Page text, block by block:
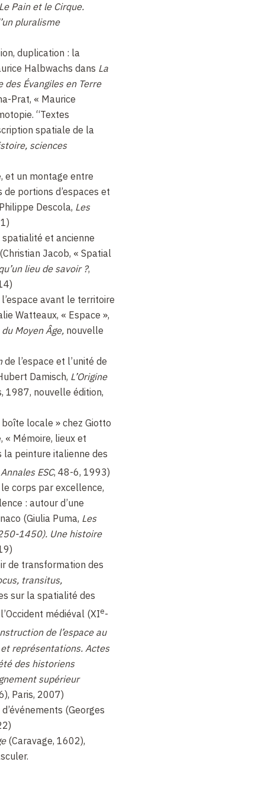
Pain et le Cirque.
pluralisme
duplication : la
Halbwachs dans La
des Évangiles en Terre
Prat, « Maurice
“Textes
spatiale de la
sciences
et un montage entre
portions d’espaces et
Descola, Les
et ancienne
Jacob, « Spatial
lieu de savoir ?,
avant le territoire
Watteaux, « Espace »,
Moyen Âge, nouvelle
de l’espace et l’unité de
Damisch, L’Origine
1987, nouvelle édition,
locale » chez Giotto
« Mémoire, lieux et
la peinture italienne des
Annales ESC, 48-6, 1993)
corps par excellence,
: autour d’une
(Giulia Puma, Les
1450). Une histoire
de transformation des
transitus,
sur la spatialité des
médiéval (XIe-
de l’espace au
représentations. Actes
des historiens
supérieur
Paris, 2007)
(Georges
(Caravage, 1602),